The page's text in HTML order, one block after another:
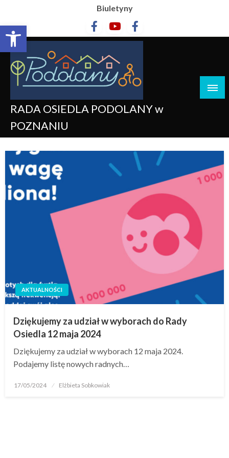
Otwórz pasek narzędzi
Biuletyny
RADA OSIEDLA PODOLANY w
POZNANIU
AKTUALNOŚCI
Dziękujemy za udział w wyborach do Rady
Osiedla 12 maja 2024
Dziękujemy za udział w wyborach 12 maja 2024.
Podajemy listę nowych radnych…
17/05/2024 Elżbieta Sobkowiak